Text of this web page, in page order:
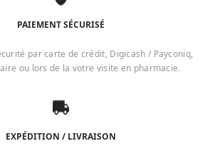
PAIEMENT SÉCURISÉ
par carte de crédit, Digicash / Payconiq,
ou lors de la votre visite en pharmacie.
EXPÉDITION / LIVRAISON